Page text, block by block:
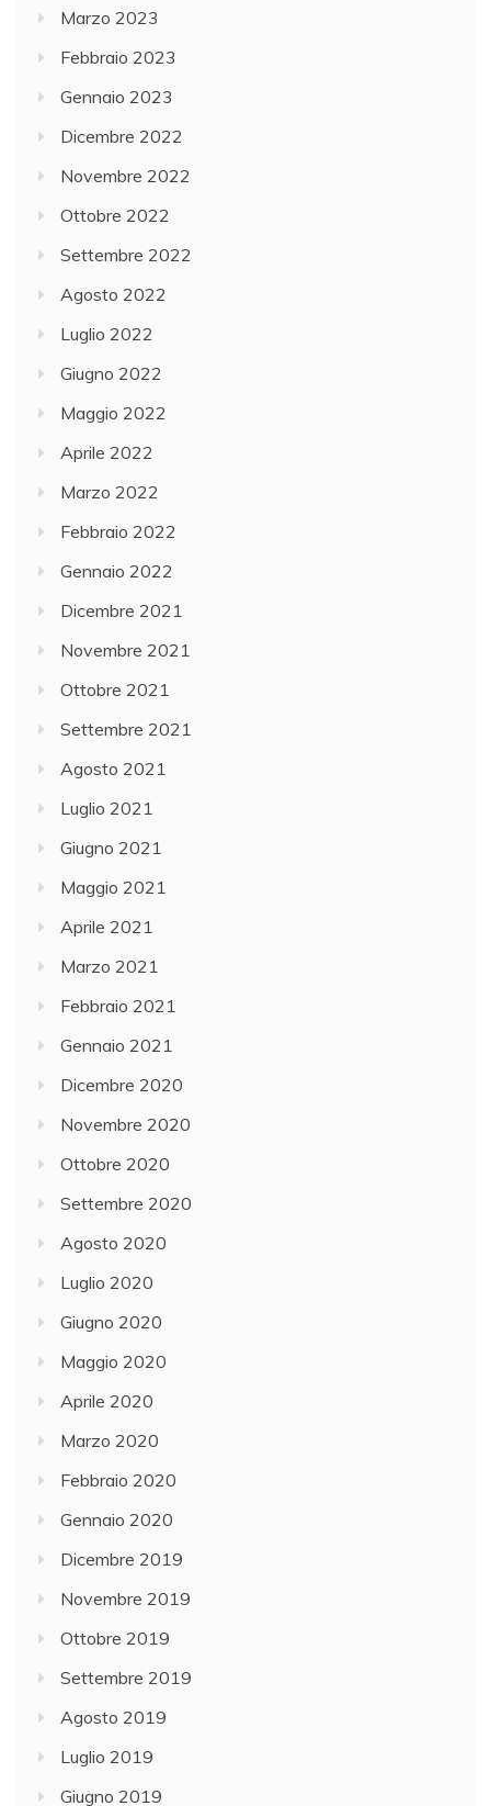
Marzo 2023
Febbraio 2023
Gennaio 2023
Dicembre 2022
Novembre 2022
Ottobre 2022
Settembre 2022
Agosto 2022
Luglio 2022
Giugno 2022
Maggio 2022
Aprile 2022
Marzo 2022
Febbraio 2022
Gennaio 2022
Dicembre 2021
Novembre 2021
Ottobre 2021
Settembre 2021
Agosto 2021
Luglio 2021
Giugno 2021
Maggio 2021
Aprile 2021
Marzo 2021
Febbraio 2021
Gennaio 2021
Dicembre 2020
Novembre 2020
Ottobre 2020
Settembre 2020
Agosto 2020
Luglio 2020
Giugno 2020
Maggio 2020
Aprile 2020
Marzo 2020
Febbraio 2020
Gennaio 2020
Dicembre 2019
Novembre 2019
Ottobre 2019
Settembre 2019
Agosto 2019
Luglio 2019
Giugno 2019